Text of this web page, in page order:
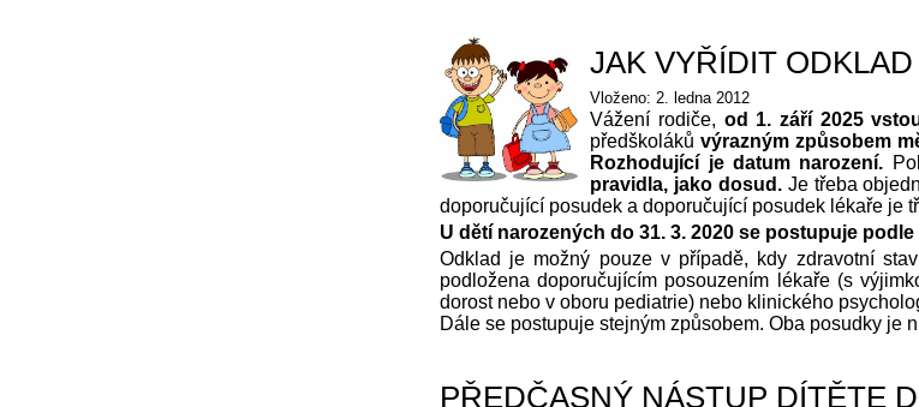
JAK VYŘÍDIT
Vloženo: 2. ledna 2012
Vážení rodiče, od 1. září 2025
předškolákůvýrazným způsobem
Rozhodující je datum narození.
pravidla, jako dosud. Je třeba
doporučující posudek a doporučující posudek lékaře je
U dětí narozených do 31. 3. 2020 se postupuje
Odklad je možný pouze v případě, kdy zdravotní
podložena doporučujícím posouzením lékaře (s
dorost nebo v oboru pediatrie) nebo klinického
Dále se postupuje stejným způsobem. Oba posudky je
PŘEDČASNÝ NÁSTUP DÍTĚTE